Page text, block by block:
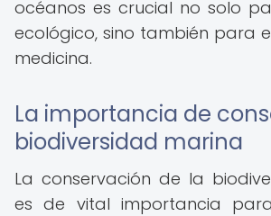
océanos es crucial no solo
ecológico, sino también para
medicina.
La importancia de
biodiversidad marina
La conservación de la
es de vital importancia